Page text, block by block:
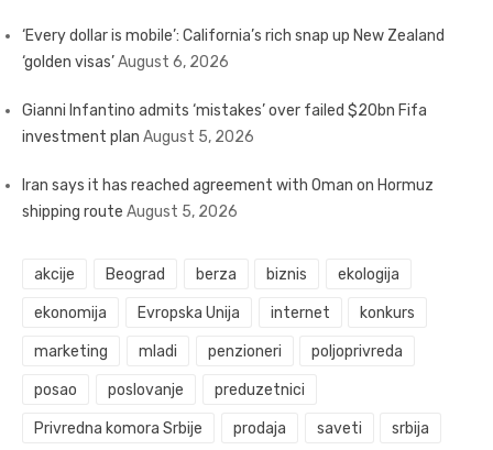
‘Every dollar is mobile’: California’s rich snap up New Zealand
‘golden visas’August 6, 2026
Gianni Infantino admits ‘mistakes’ over failed $20bn Fifa
investment plan August 5, 2026
Iran says it has reached agreement with Oman on Hormuz
shipping route August 5, 2026
akcije Beograd berza biznis ekologija
ekonomija Evropska Unija internet konkurs
marketing mladi penzioneri poljoprivreda
posao poslovanje preduzetnici
Privredna komora Srbije prodaja saveti srbija